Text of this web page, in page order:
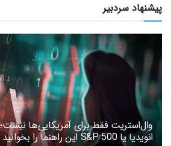
پیشنهاد سردبیر
وال‌استریت فقط برای آمریکایی‌ها
انویدیا یا S&P 500 این راهنما را بخوانید